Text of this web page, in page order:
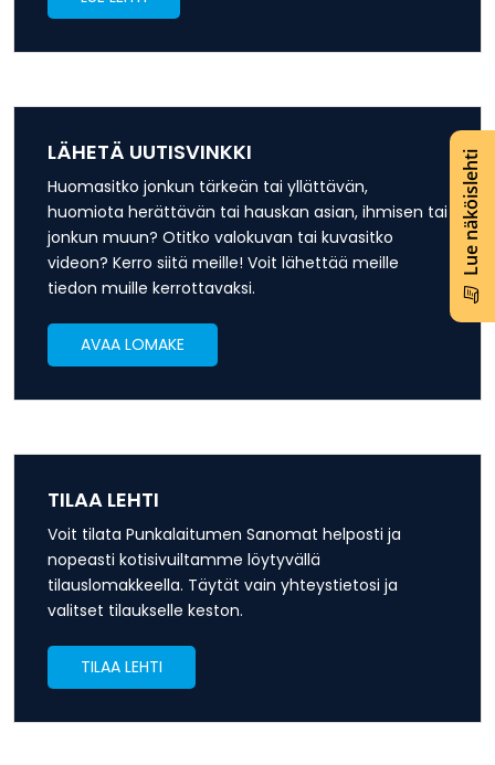
Lue näköislehti
LÄHETÄ UUTISVINKKI
Huomasitko jonkun tärkeän tai yllättävän,
huomiota herättävän tai hauskan asian, ihmisen tai
jonkun muun? Otitko valokuvan tai kuvasitko
videon? Kerro siitä meille! Voit lähettää meille
tiedon muille kerrottavaksi.
AVAA LOMAKE
TILAA LEHTI
Voit tilata Punkalaitumen Sanomat helposti ja
nopeasti kotisivuiltamme löytyvällä
tilauslomakkeella. Täytät vain yhteystietosi ja
valitset tilaukselle keston.
TILAA LEHTI